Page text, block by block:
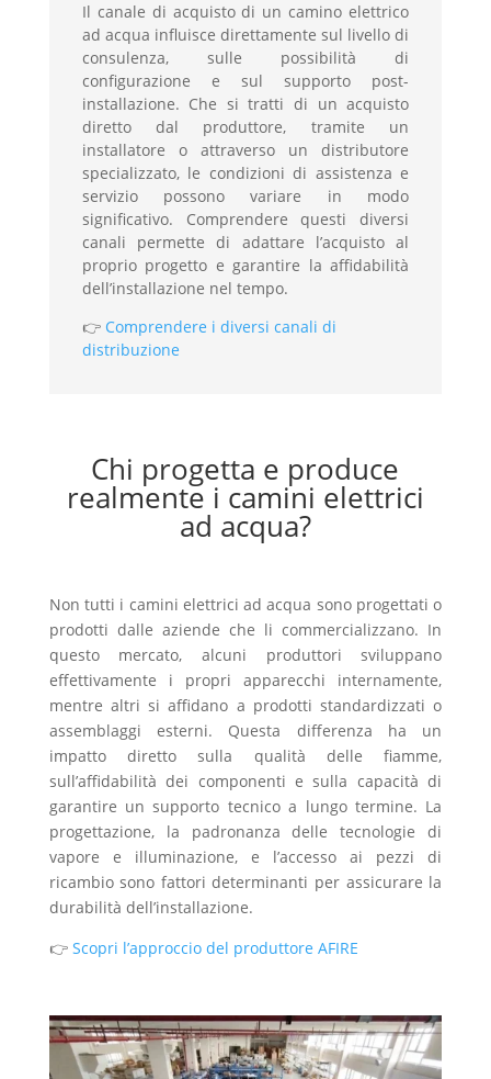
Il canale di acquisto di un camino elettrico
ad acqua influisce direttamente sul livello di
consulenza, sulle possibilità di
configurazione e sul supporto post-
installazione. Che si tratti di un acquisto
diretto dal produttore, tramite un
installatore o attraverso un distributore
specializzato, le condizioni di assistenza e
servizio possono variare in modo
significativo. Comprendere questi diversi
canali permette di adattare l’acquisto al
proprio progetto e garantire la affidabilità
dell’installazione nel tempo.
👉 Comprendere i diversi canali di
distribuzione
Chi progetta e produce
realmente i camini elettrici
ad acqua?
Non tutti i camini elettrici ad acqua sono progettati o
prodotti dalle aziende che li commercializzano. In
questo mercato, alcuni produttori sviluppano
effettivamente i propri apparecchi internamente,
mentre altri si affidano a prodotti standardizzati o
assemblaggi esterni. Questa differenza ha un
impatto diretto sulla qualità delle fiamme,
sull’affidabilità dei componenti e sulla capacità di
garantire un supporto tecnico a lungo termine. La
progettazione, la padronanza delle tecnologie di
vapore e illuminazione, e l’accesso ai pezzi di
ricambio sono fattori determinanti per assicurare la
durabilità dell’installazione.
👉 Scopri l’approccio del produttore AFIRE